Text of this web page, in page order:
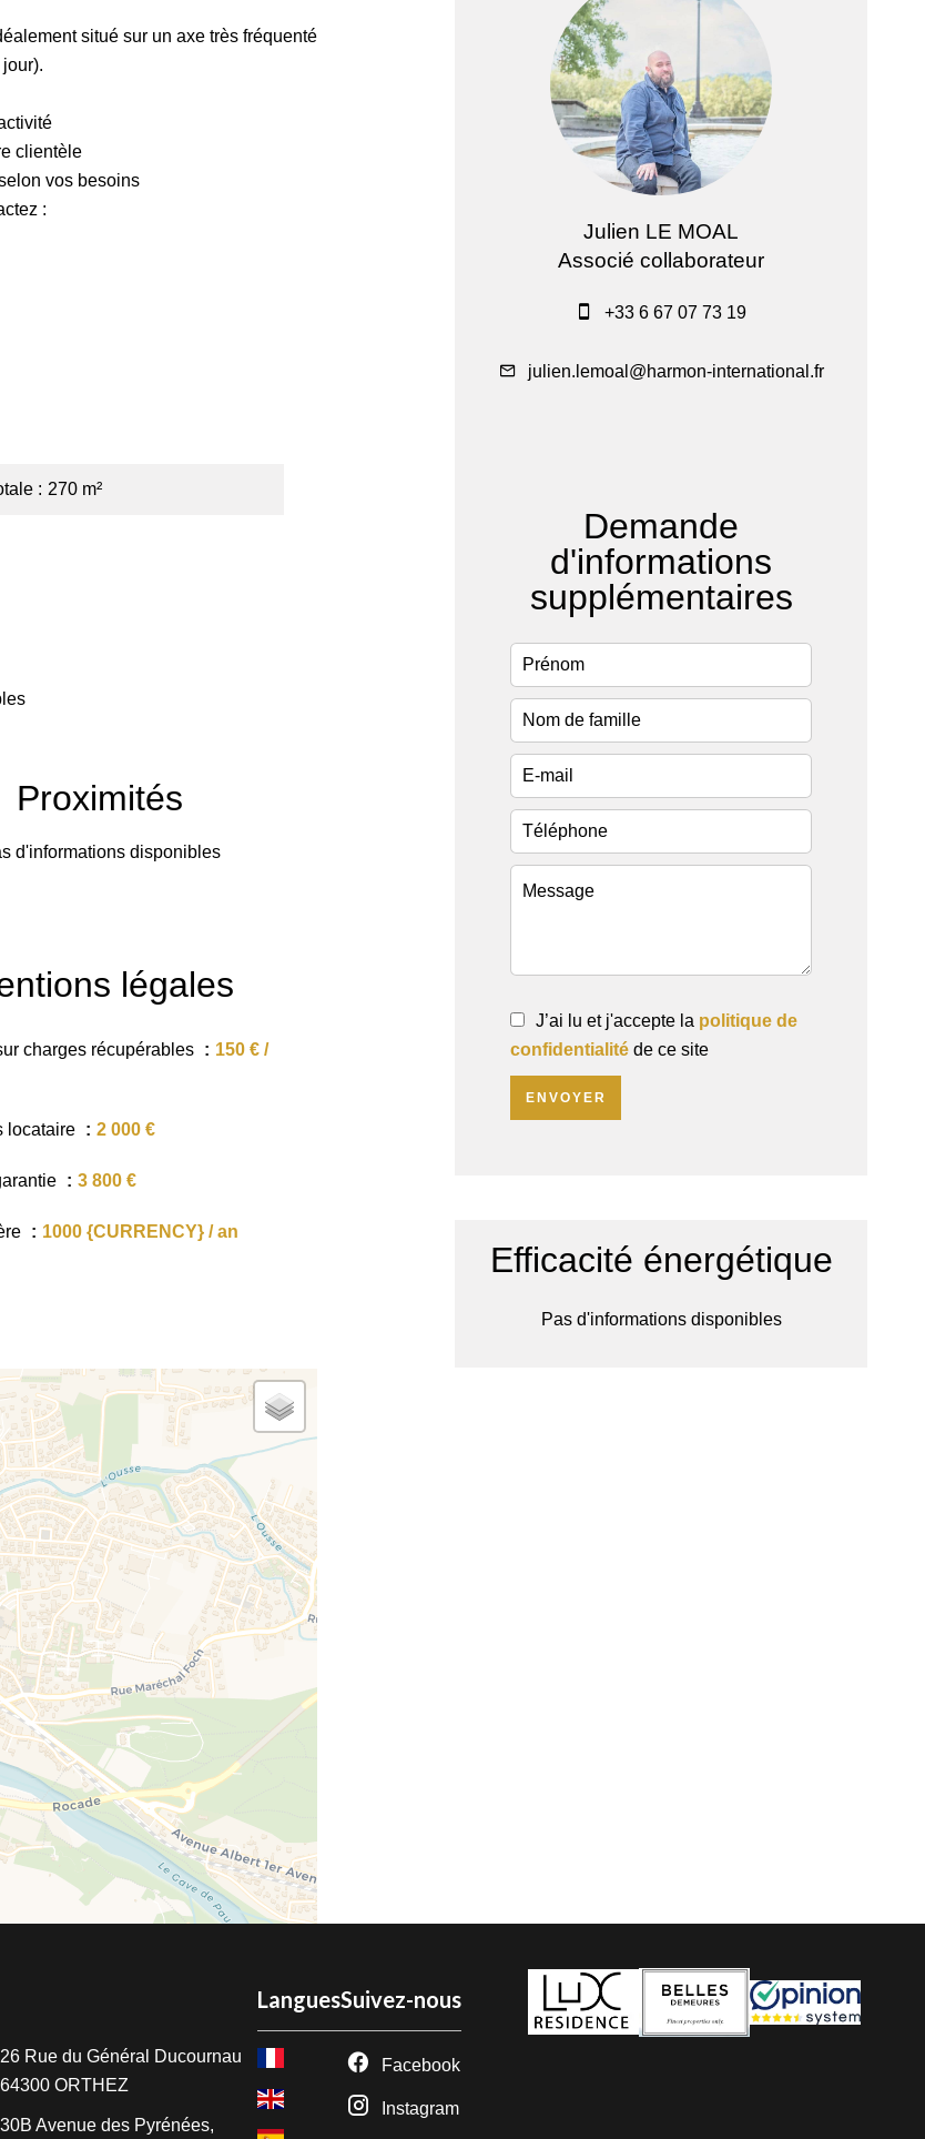
situé sur un axe très fréquenté
clientèle
vos besoins
:
270 m²
Proximités
d'informations disponibles
légales
charges récupérables
150 € /
locataire 2 000 €
3 800 €
1000 {CURRENCY} / an
Julien LE MOAL
Associé collaborateur
+33 6 67 07 73 19
julien.lemoal@harmon-international.fr
Demande
d'informations
supplémentaires
J’ai lu et j'accepte la politique de
confidentialité de ce site
ENVOYER
Efficacité énergétique
Pas d'informations disponibles
26 Rue du Général Ducournau
64300 ORTHEZ
30B Avenue des Pyrénées,
LanguesSuivez-nous
Facebook
Instagram